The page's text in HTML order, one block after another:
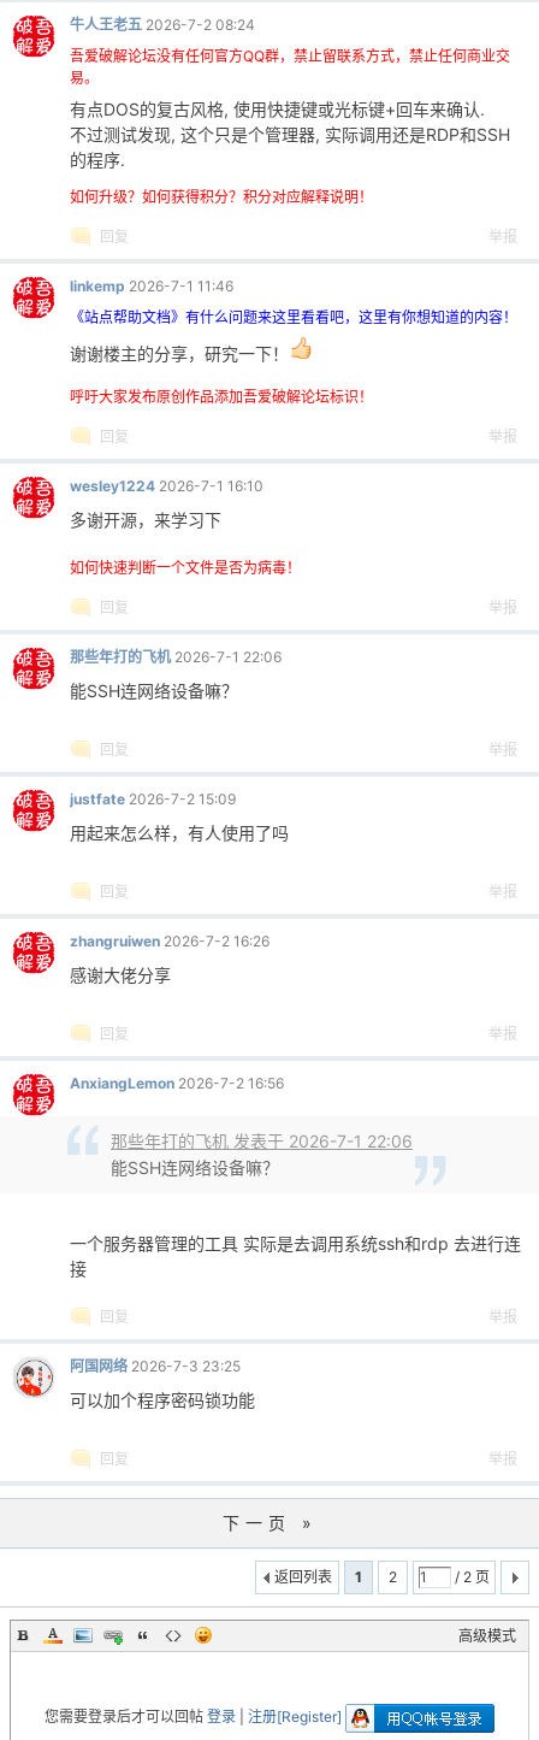
牛人王老五 2026-7-2 08:24
吾爱破解论坛没有任何官方QQ群，禁止留联系方式，禁止任何商业交
易。
有点DOS的复古风格, 使用快捷键或光标键+回车来确认.
不过测试发现, 这个只是个管理器, 实际调用还是RDP和SSH
的程序.
如何升级？如何获得积分？积分对应解释说明！
回复 举报
linkemp 2026-7-1 11:46
《站点帮助文档》有什么问题来这里看看吧，这里有你想知道的内容！
谢谢楼主的分享，研究一下！
呼吁大家发布原创作品添加吾爱破解论坛标识！
回复 举报
wesley1224 2026-7-1 16:10
多谢开源，来学习下
如何快速判断一个文件是否为病毒！
回复 举报
那些年打的飞机 2026-7-1 22:06
能SSH连网络设备嘛？
回复 举报
justfate 2026-7-2 15:09
用起来怎么样，有人使用了吗
回复 举报
zhangruiwen 2026-7-2 16:26
感谢大佬分享
回复 举报
AnxiangLemon 2026-7-2 16:56
那些年打的飞机 发表于 2026-7-1 22:06
能SSH连网络设备嘛？
一个服务器管理的工具 实际是去调用系统ssh和rdp 去进行连
接
回复 举报
阿国网络 2026-7-3 23:25
可以加个程序密码锁功能
回复 举报
下一页 »
1 2 / 2 页
返回列表
高级模式
您需要登录后才可以回帖 登录 注册[Register]